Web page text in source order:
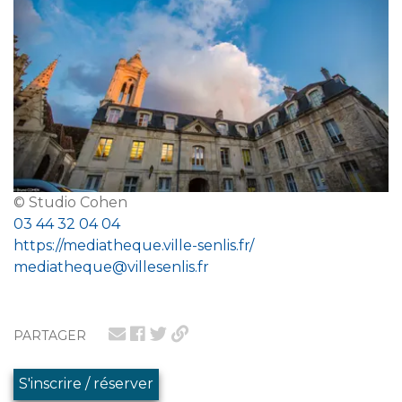
PARTAGER
S'inscrire / réserver
© Studio Cohen
03 44 32 04 04
https://mediatheque.ville-senlis.fr/
mediatheque@villesenlis.fr